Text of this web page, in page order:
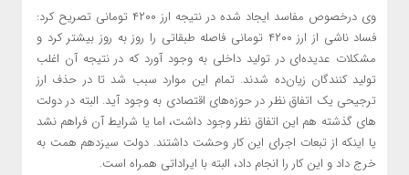
وی درخصوص مفاسد ایجاد شده در نتیجه ارز ۴۲۰۰ تومانی تصریح کرد:
فساد ناشی از ارز ۴۲۰۰ تومانی فاصله طبقاتی را روز به روز بیشتر کرد و
مشکلات عدیده‌ای در تولید داخلی به وجود آورد که در نتیجه آن اغلب
تولید کنندگان زیان‌ده شدند. تمام این موارد سبب شد تا در حذف ارز
ترجیحی یک اتفاق نظر در حوزه‌های اقتصادی به وجود آید. البته در دولت
های گذشته هم این اتفاق نظر وجود داشت، اما یا شرایط آن فراهم نشد
یا اینکه از تبعات اجرای این کار وحشت داشتند. دولت سیزدهم همت به
خرج داد و این کار را انجام داد، البته با ایراداتی همراه است.